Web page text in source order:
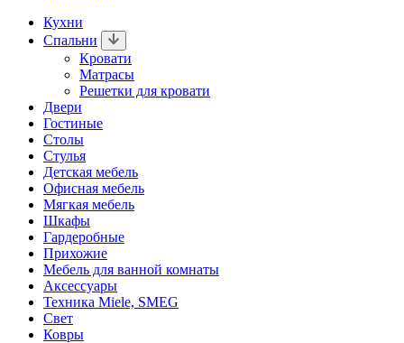
Кухни
Спальни
Кровати
Матрасы
Решетки для кровати
Двери
Гостиные
Столы
Стулья
Детская мебель
Офисная мебель
Мягкая мебель
Шкафы
Гардеробные
Прихожие
Мебель для ванной комнаты
Аксессуары
Техника Miele, SMEG
Свет
Ковры